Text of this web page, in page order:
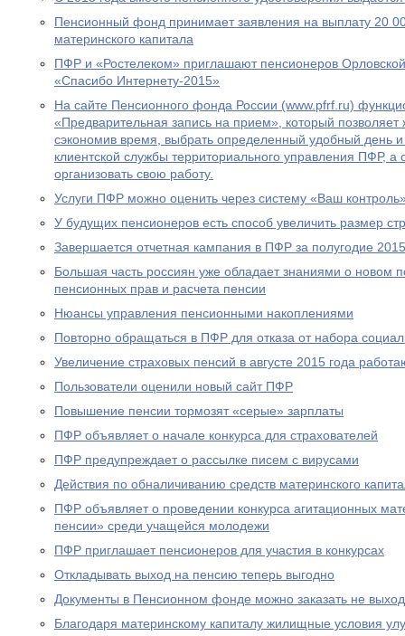
Пенсионный фонд принимает заявления на выплату 20
материнского капитала
ПФР и «Ростелеком» приглашают пенсионеров Орловской
«Спасибо Интернету-2015»
На сайте Пенсионного фонда России (www.pfrf.ru)
«Предварительная запись на прием», который
сэкономив время, выбрать определенный удобный день
клиентской службы территориального управления ПФР,
организовать свою работу.
Услуги ПФР можно оценить через систему «Ваш
У будущих пенсионеров есть способ увеличить размер
Завершается отчетная кампания в ПФР за полугодие
Большая часть россиян уже обладает знаниями о новом
пенсионных прав и расчета пенсии
Нюансы управления пенсионными накоплениями
Повторно обращаться в ПФР для отказа от набора
Увеличение страховых пенсий в августе 2015 года
Пользователи оценили новый сайт ПФР
Повышение пенсии тормозят «серые» зарплаты
ПФР объявляет о начале конкурса для страхователей
ПФР предупреждает о рассылке писем с вирусами
Действия по обналичиванию средств материнского
ПФР объявляет о проведении конкурса агитационных
пенсии» среди учащейся молодежи
ПФР приглашает пенсионеров для участия в конкурсах
Откладывать выход на пенсию теперь выгодно
Документы в Пенсионном фонде можно заказать не
Благодаря материнскому капиталу жилищные условия